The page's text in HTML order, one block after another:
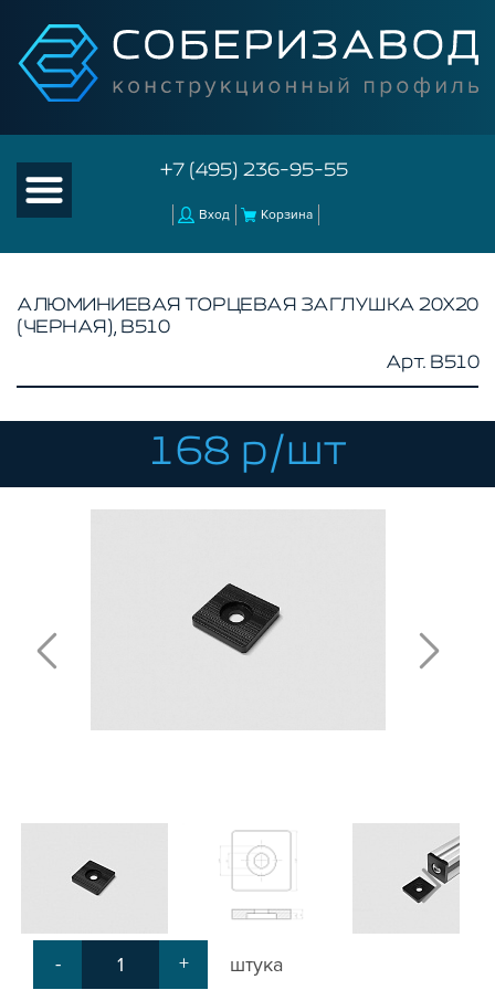
+7 (495) 236-95-55
Вход Корзина
КАТАЛОГ ТОВАРОВ
КОНСТРУКЦИОННЫЙ ПРОФИЛЬ
КОМПЛЕКТУЮЩИЕ К ЧПУ
АКСЕССУАРЫ ДЛЯ V-ПАЗА
Т-БОЛТЫ И Т-ГАЙКИ
СИСТЕМА ТРУБНАЯ МОДУЛЬНАЯ
СИСТЕМА ТРУБНАЯ КОНСТРУКЦИОННАЯ
ВНУТРЕННИЕ УГЛОВЫЕ СОЕДИНИТЕЛИ
АДДИТИВНЫЕ ТОВАРЫ
ОБЩЕСТРОИТЕЛЬНЫЙ ПРОФИЛЬ
ЛИНЕЙНЫЕ СОЕДИНИТЕЛИ
ДОПОЛНИТЕЛЬНАЯ ОБРАБОТКА
ПАРАЛЛЕЛЬНЫЕ СОЕДИНИТЕЛИ
ПРОМЫШЛЕННАЯ МЕБЕЛЬ
АЛЮМИНИЕВАЯ ТОРЦЕВАЯ ЗАГЛУШКА 20Х20
(ЧЕРНАЯ), B510
Арт. B510
168 р/шт
- + штука